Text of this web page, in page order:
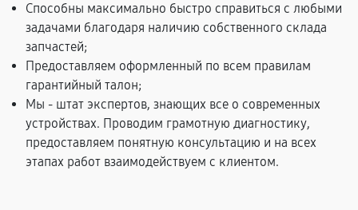
Способны максимально быстро справиться с любыми
задачами благодаря наличию собственного склада
запчастей;
Предоставляем оформленный по всем правилам
гарантийный талон;
Мы - штат экспертов, знающих все о современных
устройствах. Проводим грамотную диагностику,
предоставляем понятную консультацию и на всех
этапах работ взаимодействуем с клиентом.